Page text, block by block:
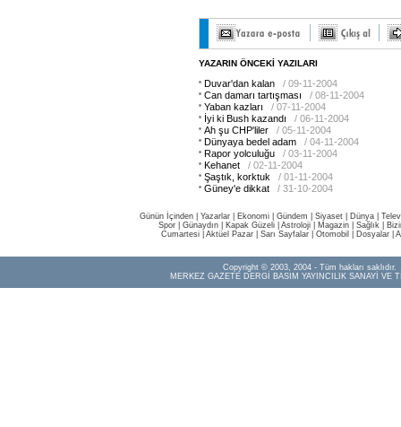
YAZARIN ÖNCEKİ YAZILARI
Duvar'dan kalan
/ 09-11-2004
Can damarı tartışması
/ 08-11-2004
Yaban kazları
/ 07-11-2004
İyi ki Bush kazandı
/ 06-11-2004
Ah şu CHP'liler
/ 05-11-2004
Dünyaya bedel adam
/ 04-11-2004
Rapor yolculuğu
/ 03-11-2004
Kehanet
/ 02-11-2004
Şaştık, korktuk
/ 01-11-2004
Güney'e dikkat
/ 31-10-2004
Günün İçinden Yazarlar Ekonomi Gündem Siyaset Dünya |
Spor
Günaydın Kapak Güzeli Astroloji Magazin Sağlık
Cumartesi| Aktüel Pazar| Sarı Sayfalar| Otomobil Dosyalar|
Copyright © 2003, 2004 - Tüm hakları saklıdır.
MERKEZ GAZETE DERGİ BASIM YAYINCILIK SANAYİ VE